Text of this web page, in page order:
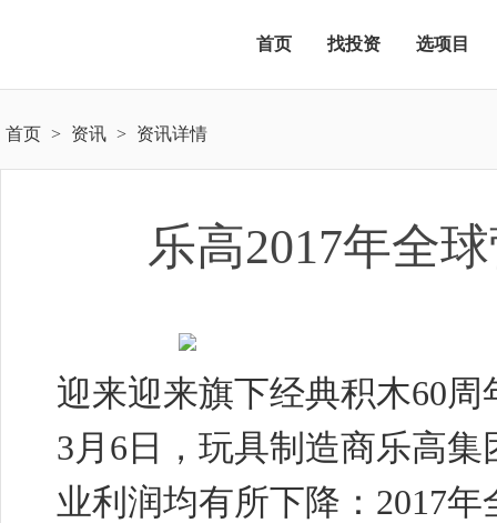
首页 找投资 选项目
首页 > 资讯 > 资讯详情
乐高2017年全
迎来迎来旗下经典积木60
3月6日，玩具制造商乐高
业利润均有所下降：2017